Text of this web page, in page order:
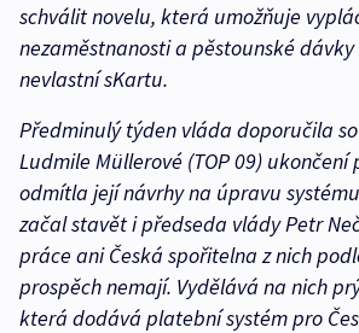
schválit novelu, která umožňuje
nezaměstnanosti a pěstounské
nevlastní sKartu.
Předminulý týden vláda doporučila
Ludmile Müllerové (TOP 09)
odmítla její návrhy na úpravu
začal stavět i předseda vlády Petr
práce ani Česká spořitelna z nich
prospěch nemají. Vydělává na nich
která dodává platební systém pro